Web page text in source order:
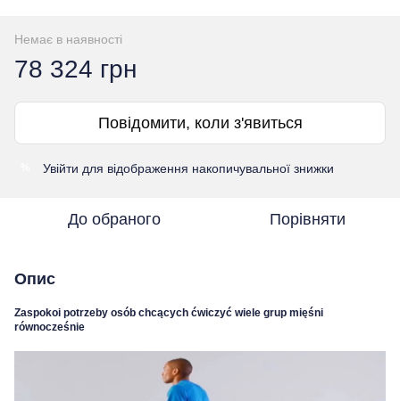
Немає в наявності
78 324 грн
Повідомити, коли з'явиться
Увійти для відображення накопичувальної знижки
До обраного Порівняти
Опис
Zaspokoi potrzeby osób chcących ćwiczyć wiele grup mięśni
równocześnie